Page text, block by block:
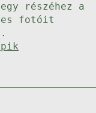
részéhez a
fotóit